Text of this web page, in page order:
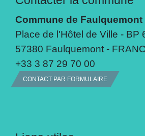
Commune de Faulquemont
Place de l'Hôtel de Ville - BP
57380 Faulquemont -
+33 3 87 29 70 00
CONTACT PAR FORMULAIRE